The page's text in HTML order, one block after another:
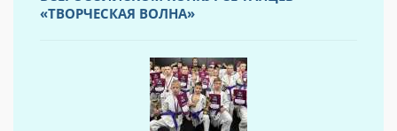
«ТВОРЧЕСКАЯ ВОЛНА»